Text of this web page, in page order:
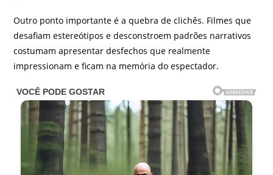
Outro ponto importante é a quebra de clichês. Filmes que
desafiam estereótipos e desconstroem padrões narrativos
costumam apresentar desfechos que realmente
impressionam e ficam na memória do espectador.